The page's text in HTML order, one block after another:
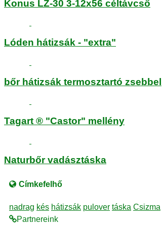
Konus LZ-30 3-12x56 céltávcső
Lóden hátizsák - "extra"
bőr hátizsák termosztartó zsebbel
Tagart ® "Castor" mellény
Naturbőr vadásztáska
Címkefelhő
nadrag kés hátizsák pulover táska Csizma
Partnereink